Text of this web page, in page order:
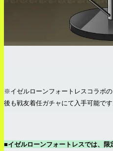
※イゼルローンフォートレスコラボ
後も戦友着任ガチャにて入手可能です
■イゼルローンフォートレスでは、